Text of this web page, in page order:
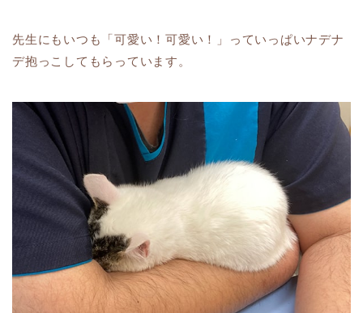
先生にもいつも「可愛い！可愛い！」っていっぱいナデナ
デ抱っこしてもらっています。